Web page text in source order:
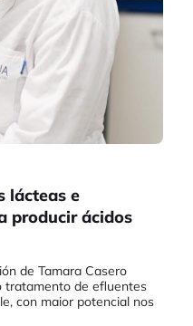
lácteas e
producir ácidos
de Tamara Casero
tratamento de efluentes
con maior potencial nos